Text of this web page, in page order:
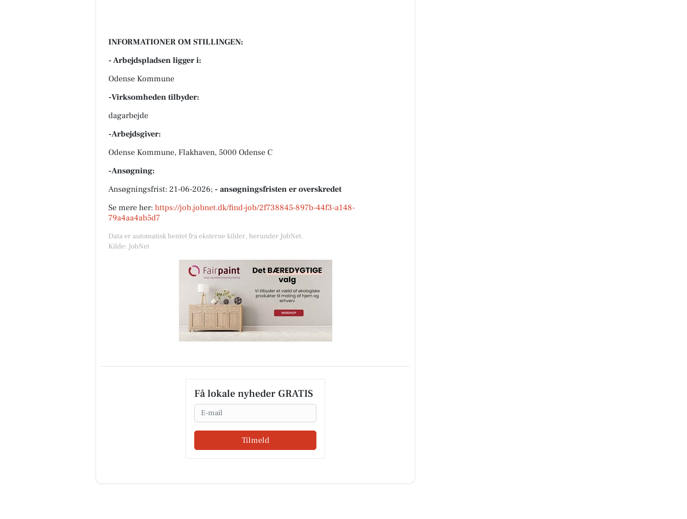
INFORMATIONER OM STILLINGEN:
- Arbejdspladsen ligger i:
Odense Kommune
-Virksomheden tilbyder:
dagarbejde
-Arbejdsgiver:
Odense Kommune, Flakhaven, 5000 Odense C
-Ansøgning:
Ansøgningsfrist: 21-06-2026; - ansøgningsfristen er overskredet
Se mere her: https://job.jobnet.dk/find-job/2f738845-897b-44f3-a148-
79a4aa4ab5d7
Data er automatisk hentet fra eksterne kilder, herunder JobNet.
Kilde: JobNet
Få lokale nyheder GRATIS
Email
Tilmeld